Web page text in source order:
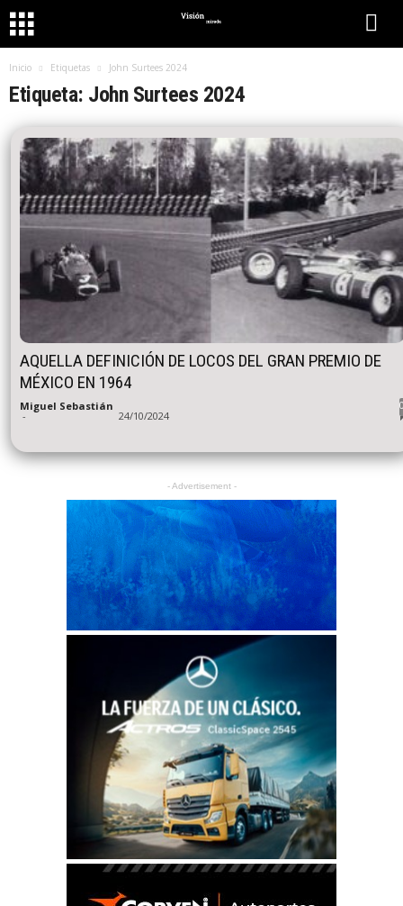
Inicio Etiquetas John Surtees 2024
Etiqueta: John Surtees 2024
AQUELLA DEFINICIÓN DE LOCOS DEL GRAN PREMIO DE
MÉXICO EN 1964
Miguel Sebastián
- 24/10/2024
- Advertisement -